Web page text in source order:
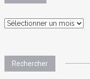
Archives
Rechercher